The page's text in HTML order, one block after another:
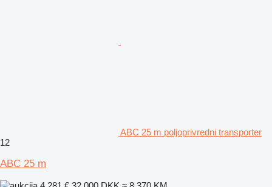
ABC 25 m poljoprivredni transporter
12
ABC 25 m